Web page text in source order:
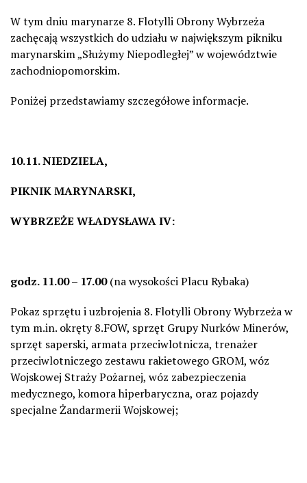
W tym dniu marynarze 8. Flotylli Obrony Wybrzeża
zachęcają wszystkich do udziału w największym pikniku
marynarskim „Służymy Niepodległej” w województwie
zachodniopomorskim.
Poniżej przedstawiamy szczegółowe informacje.
10.11. NIEDZIELA,
PIKNIK MARYNARSKI,
WYBRZEŻE WŁADYSŁAWA IV:
godz. 11.00 – 17.00(na wysokości Placu Rybaka)
Pokaz sprzętu i uzbrojenia 8. Flotylli Obrony Wybrzeża w
tym m.in. okręty 8.FOW, sprzęt Grupy Nurków Minerów,
sprzęt saperski, armata przeciwlotnicza, trenażer
przeciwlotniczego zestawu rakietowego GROM, wóz
Wojskowej Straży Pożarnej, wóz zabezpieczenia
medycznego, komora hiperbaryczna, oraz pojazdy
specjalne Żandarmerii Wojskowej;